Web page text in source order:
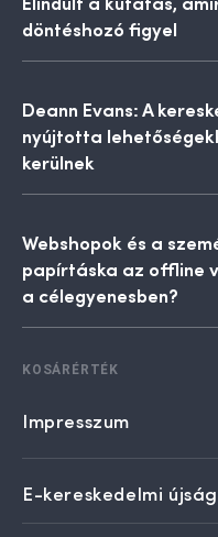
döntéshozó figyel
Deann Evans: A
nyújtotta
kerülnek
Webshopok és a
papírtáska az offline
a célegyenesben?
KOSÁRÉRTÉK
Impresszum
E-kereskedelmi